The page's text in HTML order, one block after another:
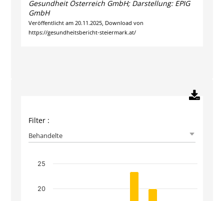
Gesundheit Österreich GmbH; Darstellung: EPIG
GmbH
Veröffentlicht am 20.11.2025, Download von
https://gesundheitsbericht-steiermark.at/
Filter :
Behandelte
Bar chart with 8 bars.
20
25